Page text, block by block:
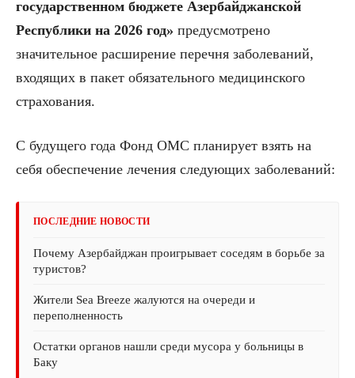
государственном бюджете Азербайджанской
Республики на 2026 год» предусмотрено
значительное расширение перечня заболеваний,
входящих в пакет обязательного медицинского
страхования.
С будущего года Фонд ОМС планирует взять на
себя обеспечение лечения следующих заболеваний:
ПОСЛЕДНИЕ НОВОСТИ
Почему Азербайджан проигрывает соседям в борьбе за
туристов?
Жители Sea Breeze жалуются на очереди и
переполненность
Остатки органов нашли среди мусора у больницы в
Баку